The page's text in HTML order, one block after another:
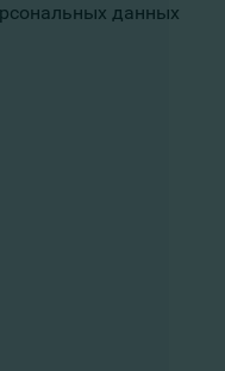
данных